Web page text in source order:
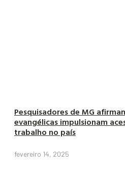
Pesquisadores de MG
evangélicas impulsionam
trabalho no país
fevereiro 14, 2025